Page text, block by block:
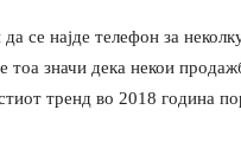
се најде телефон за
тоа значи дека некои
тренд во 2018 година